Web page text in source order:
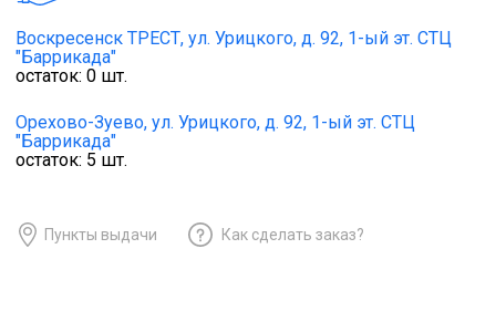
Воскресенск ТРЕСТ, ул. Урицкого, д. 92, 1-ый эт. СТЦ
"Баррикада"
остаток: 0 шт.
Орехово-Зуево, ул. Урицкого, д. 92, 1-ый эт. СТЦ
"Баррикада"
остаток: 5 шт.
Пункты выдачи Как сделать заказ?